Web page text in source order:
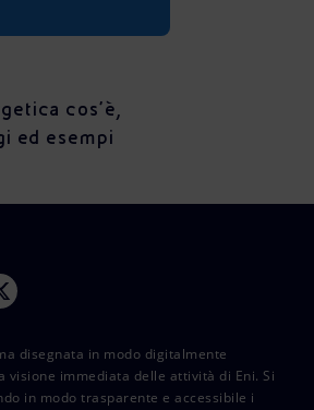
cos’è,
ed esempi
disegnata in modo digitalmente
visione immediata delle attività di Eni. Si
in modo trasparente e accessibile i